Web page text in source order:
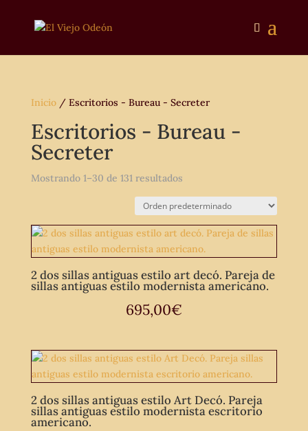
Inicio/ Escritorios - Bureau - Secreter
Escritorios - Bureau -
Secreter
Mostrando 1–30 de 131 resultados
2 dos sillas antiguas estilo art decó. Pareja de
sillas antiguas estilo modernista americano.
695,00€
2 dos sillas antiguas estilo Art Decó. Pareja
sillas antiguas estilo modernista escritorio
americano.